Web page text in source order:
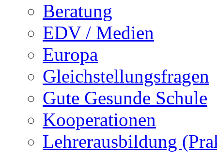
Beratung
EDV / Medien
Europa
Gleichstellungsfragen
Gute Gesunde Schule
Kooperationen
Lehrerausbildung